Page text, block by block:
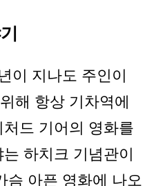
이 지나도 주인이
해 항상 기차역에
드 기어의 영화를
하치크 기념관이
슴 아픈 영화에 나오